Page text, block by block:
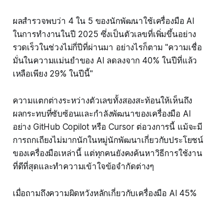
ผลสำรวจพบว่า 4 ใน 5 ของนักพัฒนาใช้เครื่องมือ AI
ในการทำงานในปี 2025 ซึ่งเป็นตัวเลขที่เพิ่มขึ้นอย่าง
รวดเร็วในช่วงไม่กี่ปีที่ผ่านมา อย่างไรก็ตาม "ความเชื่อ
มั่นในความแม่นยำของ AI ลดลงจาก 40% ในปีที่แล้ว
เหลือเพียง 29% ในปีนี้"
ความแตกต่างระหว่างตัวเลขทั้งสองสะท้อนให้เห็นถึง
ผลกระทบที่ซับซ้อนและกำลังพัฒนาของเครื่องมือ AI
อย่าง GitHub Copilot หรือ Cursor ต่อวงการนี้ แม้จะมี
การถกเถียงไม่มากนักในหมู่นักพัฒนาเกี่ยวกับประโยชน์
ของเครื่องมือเหล่านี้ แต่ทุกคนยังคงค้นหาวิธีการใช้งาน
ที่ดีที่สุดและทำความเข้าใจข้อจำกัดต่างๆ
เมื่อถามถึงความผิดหวังหลักเกี่ยวกับเครื่องมือ AI 45%